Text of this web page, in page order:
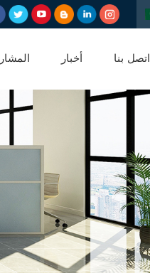
أخبار اتصل بنا